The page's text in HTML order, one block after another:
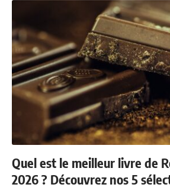
Quel est le meilleur livre de
2026 ? Découvrez nos 5